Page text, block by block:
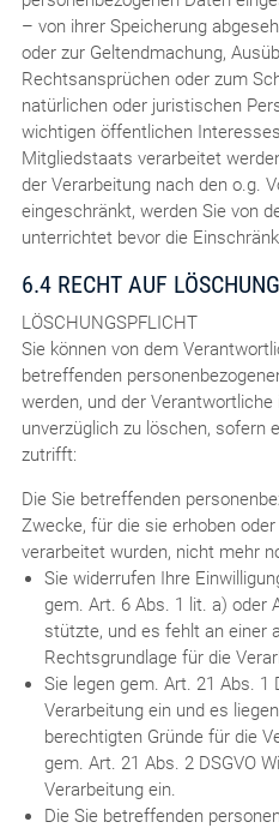
– von ihrer Speicherung
oder zur Geltendmachung,
Rechtsansprüchen oder zum
natürlichen oder juristischen
wichtigen öffentlichen
Mitgliedstaats verarbeitet
der Verarbeitung nach den o.g.
eingeschränkt, werden Sie von
unterrichtet bevor die
6.4 RECHT AUF LÖSCHUNG
LÖSCHUNGSPFLICHT
Sie können von dem
betreffenden
werden, und der
unverzüglich zu löschen, sofern
zutrifft:
Die Sie betreffenden
Zwecke, für die sie erhoben
verarbeitet wurden, nicht mehr
Sie widerrufen Ihre
gem. Art. 6 Abs. 1 lit. a) oder
stützte, und es fehlt an einer
Rechtsgrundlage für die
Sie legen gem. Art. 21 Abs. 1
Verarbeitung ein und es
berechtigten Gründe für die
gem. Art. 21 Abs. 2 DSGVO
Verarbeitung ein.
Die Sie betreffenden